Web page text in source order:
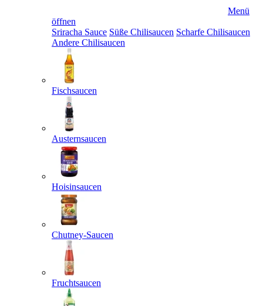
Menü
öffnen
Sriracha Sauce Süße Chilisaucen Scharfe Chilisaucen
Andere Chilisaucen
Fischsaucen
Austernsaucen
Hoisinsaucen
Chutney-Saucen
Fruchtsaucen